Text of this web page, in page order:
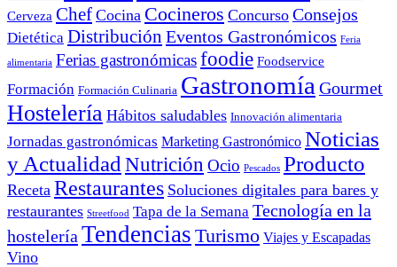
Cerveza Chef Cocina Cocineros Concurso Consejos
Dietética Distribución Eventos Gastronómicos Feria
alimentaria Ferias gastronómicasfoodie Foodservice
Formación Formación Culinaria Gastronomía Gourmet
Hostelería Hábitos saludables Innovación alimentaria
Jornadas gastronómicas Marketing Gastronómico Noticias
y Actualidad Nutrición Ocio Pescados Producto
Receta Restaurantes Soluciones digitales para bares y
restaurantes Streetfood Tapa de la Semana Tecnología en la
hostelería Tendencias Turismo Viajes y Escapadas
Vino